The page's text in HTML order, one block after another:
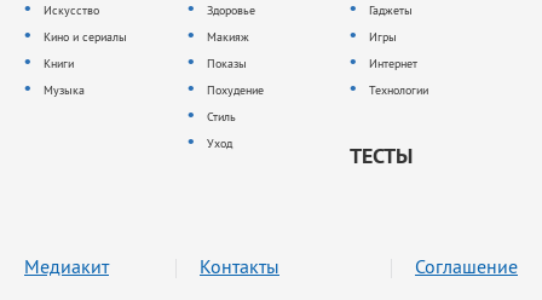
Искусство
Кино и сериалы
Книги
Музыка
Здоровье
Макияж
Показы
Похудение
Стиль
Уход
Гаджеты
Игры
Интернет
Технологии
ТЕСТЫ
Медиакит Контакты Соглашение